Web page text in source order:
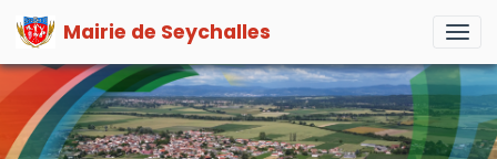
Mairie de Seychalles